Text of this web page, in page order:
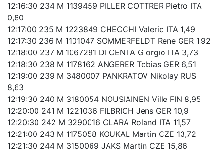
12:16:30 234 M 1139459 PILLER COTTRER Pietro ITA
0,80
12:17:00 235 M 1223849 CHECCHI Valerio ITA 1,49
12:17:30 236 M 1101047 SOMMERFELDT Rene GER 1,92
12:18:00 237 M 1067291 DI CENTA Giorgio ITA 3,73
12:18:30 238 M 1178162 ANGERER Tobias GER 6,51
12:19:00 239 M 3480007 PANKRATOV Nikolay RUS
8,63
12:19:30 240 M 3180054 NOUSIAINEN Ville FIN 8,95
12:20:00 241 M 1221036 FILBRICH Jens GER 10,9
12:20:30 242 M 3290016 CLARA Roland ITA 11,57
12:21:00 243 M 1175058 KOUKAL Martin CZE 13,72
12:21:30 244 M 3150069 JAKS Martin CZE 15,86